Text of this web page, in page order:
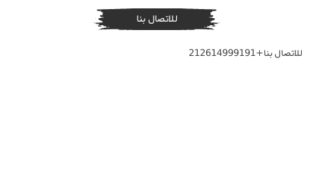
للاتصال بنا
للاتصال بنا+212614999191